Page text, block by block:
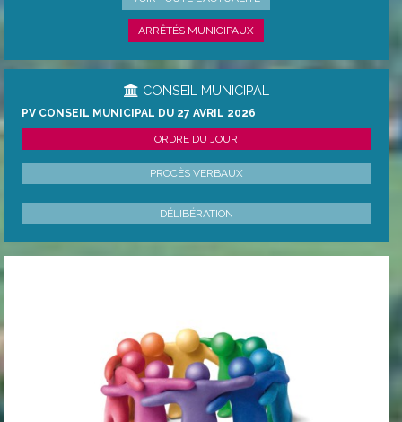
ARRÊTÉS MUNICIPAUX
CONSEIL MUNICIPAL
PV CONSEIL MUNICIPAL DU 27 AVRIL 2026
ORDRE DU JOUR
PROCÈS VERBAUX
DÉLIBÉRATION